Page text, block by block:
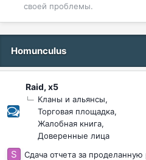
своей проблемы.
Homunculus
Raid, x5
Кланы и альянсы
Торговая площадка
Жалобная книга
Доверенные лица
Сдача отчета за проделанную